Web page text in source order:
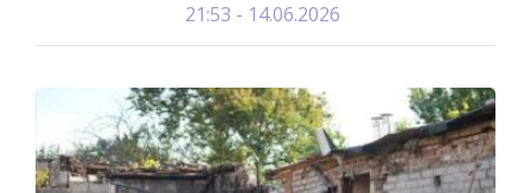
14.06.2026 - 21:53